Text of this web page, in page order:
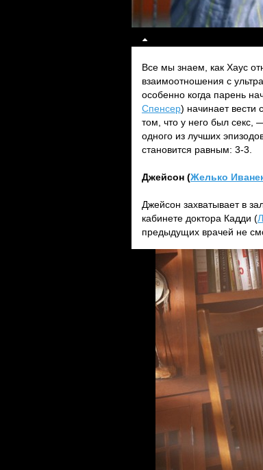
Все мы знаем, как Хаус
взаимоотношения с
особенно когда парень
Спенсер) начинает вести
том, что у него был секс,
одного из лучших
становится равным: 3-3.
Джейсон (Желько
Джейсон захватывает в
кабинете доктора Кадди (
предыдущих врачей не